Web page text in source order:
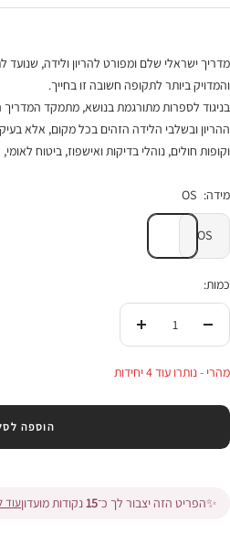
מדריך ישראלי שלם ומפורט להריון ולידה,
והמדויק ביותר לתקופה חשובה זו בחייך.
בניגוד לספרות מתורגמת בנושא, מתמקד המדריך
ההריון ובשלבי הלידה הזהים בכל מקום, אלא
וקופות חולים, נוהלי בדיקות ואישפוז, ביטוח
מידה: OS
OS
כמות:
העלי
מהרי - נותרו עוד 4 יחידות
הוספה
✨הפריט הזה יצבור לך כ־15נקודות מועדוןעוד